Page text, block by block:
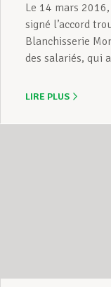
Le 14 mars
signé l’accord
Blanchisserie
des salariés, qui
LIRE PLUS